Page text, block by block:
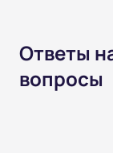
Ответы
вопросы